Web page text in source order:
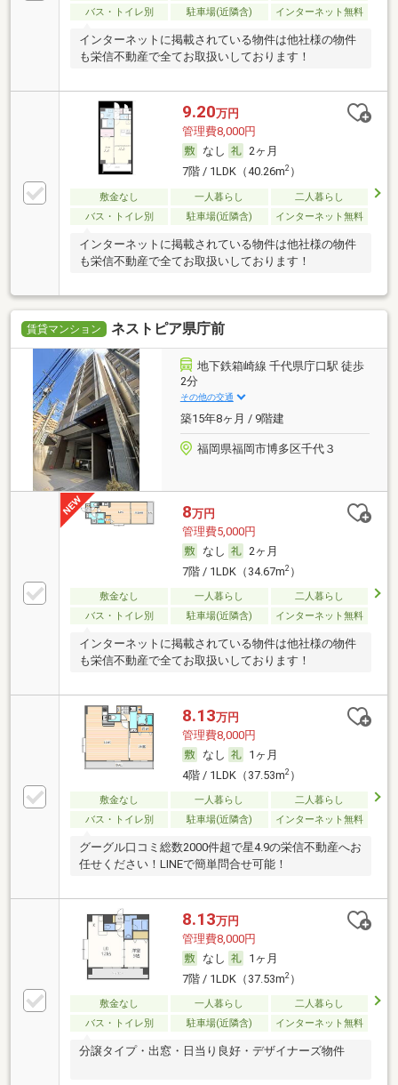
バス・トイレ別
駐車場(近隣含) インターネット無料
インターネットに掲載されている物件は他社様の物件
も栄信不動産で全てお取扱いしております！
9.20万円
管理費8,000円
なし
2ヶ月
7階 / 1LDK（40.26m2）
敷金なし 一人暮らし
二人暮らし
バス・トイレ別
駐車場(近隣含) インターネット無料
インターネットに掲載されている物件は他社様の物件
も栄信不動産で全てお取扱いしております！
賃貸マンション ネストピア県庁前
地下鉄箱崎線 千代県庁口駅 徒歩
2分
その他の交通
築15年8ヶ月 / 9階建
福岡県福岡市博多区千代３
8万円
管理費5,000円
なし
2ヶ月
7階 / 1LDK（34.67m2）
敷金なし 一人暮らし
二人暮らし
バス・トイレ別
駐車場(近隣含) インターネット無料
インターネットに掲載されている物件は他社様の物件
も栄信不動産で全てお取扱いしております！
8.13万円
管理費8,000円
なし
1ヶ月
4階 / 1LDK（37.53m2）
敷金なし 一人暮らし
二人暮らし
バス・トイレ別
駐車場(近隣含) インターネット無料
グーグル口コミ総数2000件超で星4.9の栄信不動産へお
任せください！LINEで簡単問合せ可能！
8.13万円
管理費8,000円
なし
1ヶ月
7階 / 1LDK（37.53m2）
敷金なし 一人暮らし
二人暮らし
バス・トイレ別
駐車場(近隣含) インターネット無料
分譲タイプ・出窓・日当り良好・デザイナーズ物件